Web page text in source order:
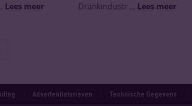
Lees meer
Drankindustr ... Lees meer
Advertentietarieven Technische Gegevens